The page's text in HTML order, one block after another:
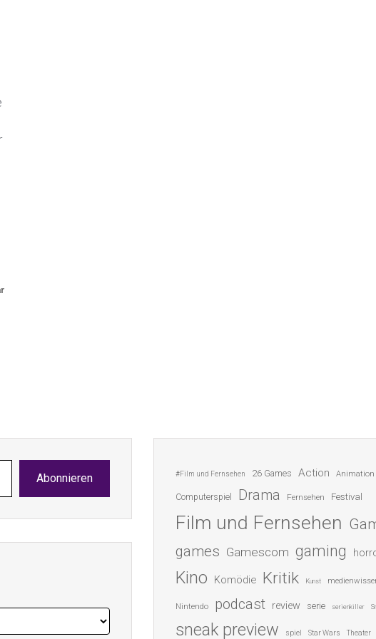
Abonnieren #Film und Fernsehen 26 Games Action Animation
Computerspiel Drama Fernsehen Festival
Film und Fernsehen
games Gamescom gaming
Kino Komödie Kritik Kunst
Nintendo podcast review serie serienkiller
sneak preview spiel Star Wars Theater